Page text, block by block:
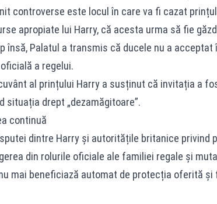
controverse este locul în care va fi cazat
apropiate lui Harry, că acesta urma să fie
însă, Palatul a transmis că ducele nu a
a regelui.
al prințului Harry a susținut că invitația a
situația drept „dezamăgitoare”.
continuă
dintre Harry și autoritățile britanice privind
din rolurile oficiale ale familiei regale și
mai beneficiază automat de protecția oferită și